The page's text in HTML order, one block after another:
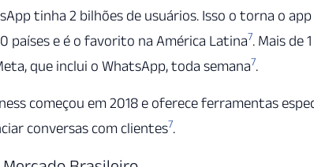
tinha 2 bilhões de usuários. Isso o torna o
países e é o favorito na América Latina7. Mais de
que inclui o WhatsApp, toda semana7.
começou em 2018 e oferece ferramentas
conversas com clientes7.